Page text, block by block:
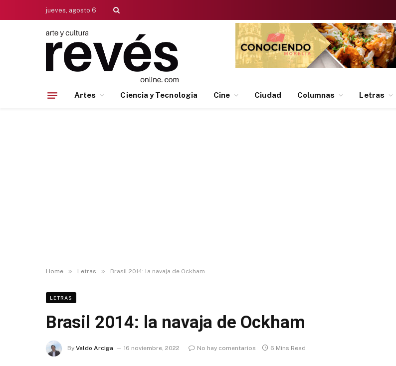
jueves, agosto 6
Artes Ciencia y Tecnologia Cine Ciudad Columnas Letras
Home » Letras » Brasil 2014: la navaja de Ockham
LETRAS
Brasil 2014: la navaja de Ockham
By Valdo Arciga 16 noviembre, 2022 No hay comentarios 6 Mins Read